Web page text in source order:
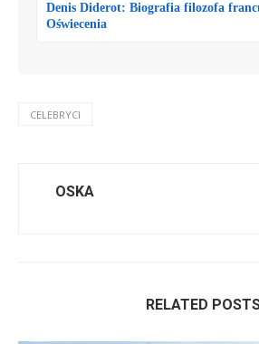
Denis Diderot: Biografia filozofa
Oświecenia
CELEBRYCI
OSKA
RELATED